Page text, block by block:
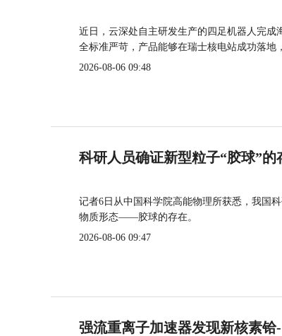
近日，云深处自主研发生产的四足机器人完
全标准严苛，产品能够在瑞士核电站成功落地
2026-08-06 09:48
科研人员确证新型粒子“胶球”的
记者6日从中国科学院高能物理所获悉，我国
物质形态——胶球的存在。
2026-08-06 09:47
强流重离子加速器发现新核素铪